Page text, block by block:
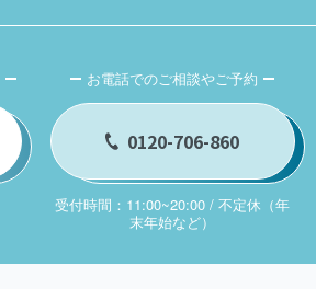
お電話でのご相談やご予約
0120-706-860
受付時間：11:00~20:00 / 不定休（年
末年始など）